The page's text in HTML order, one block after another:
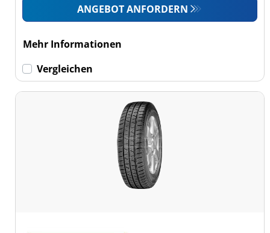
ANGEBOT ANFORDERN
Mehr Informationen
Vergleichen